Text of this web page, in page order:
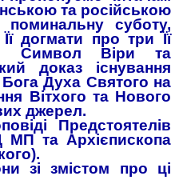
та російською
суботу,
догмати про три Її
Символ Віри та
доказ існування
Духа Святого на
Вітхого та Нового
джерел.
Предстоятелів
та Архієпископа
зі змістом про ці